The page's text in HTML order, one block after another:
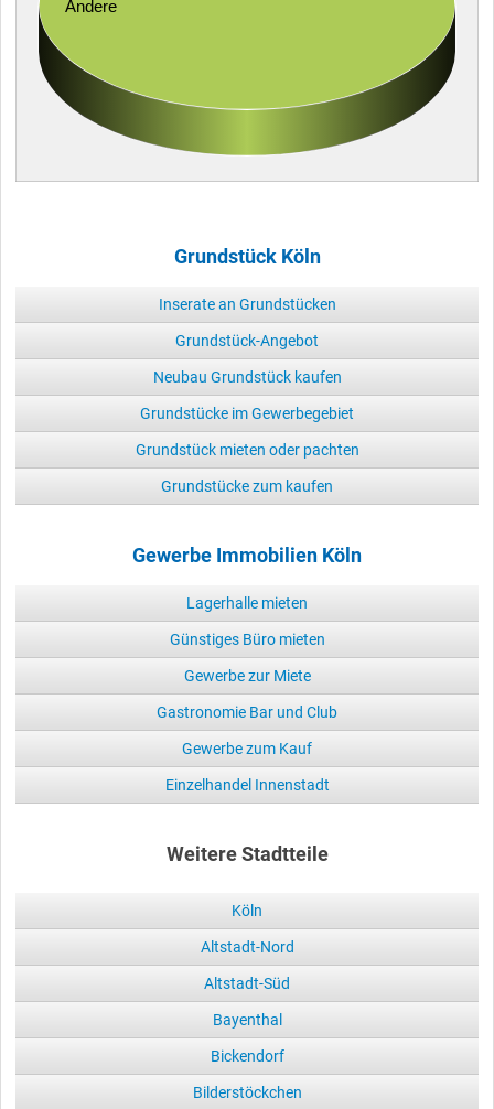
Andere
Grundstück Köln
Inserate an Grundstücken
Grundstück-Angebot
Neubau Grundstück kaufen
Grundstücke im Gewerbegebiet
Grundstück mieten oder pachten
Grundstücke zum kaufen
Gewerbe Immobilien Köln
Lagerhalle mieten
Günstiges Büro mieten
Gewerbe zur Miete
Gastronomie Bar und Club
Gewerbe zum Kauf
Einzelhandel Innenstadt
Weitere Stadtteile
Köln
Altstadt-Nord
Altstadt-Süd
Bayenthal
Bickendorf
Bilderstöckchen